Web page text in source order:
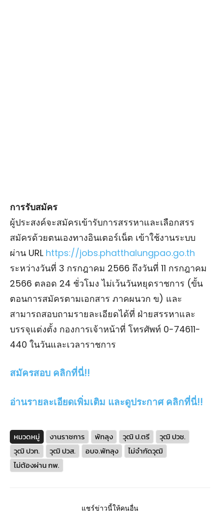
การรับสมัคร
ผู้ประสงค์จะสมัครเข้ารับการสรรหาและเลือกสรร
สมัครด้วยตนเองทางอินเตอร์เน็ต เข้าใช้งานระบบ
ผ่าน URL https://jobs.phatthalungpao.go.th
ระหว่างวันที่ 3 กรกฎาคม 2566 ถึงวันที่ 11 กรกฎาคม
2566 ตลอด 24 ชั่วโมง ไม่เว้นวันหยุดราชการ (ขั้น
ตอนการสมัครตามเอกสาร ภาคผนวก ข) และ
สามารถสอบถามรายละเอียดได้ที่ ฝ่ายสรรหาและ
บรรจุแต่งตั้ง กองการเจ้าหน้าที่ โทรศัพท์ 0-74611-
440 ในวันและเวลาราชการ
สมัครสอบ คลิกที่นี่!!
อ่านรายละเอียดเพิ่มเติม และดูประกาศ คลิกที่นี่!!
หมวดหมู่ งานราชการ พัทลุง วุฒิ ป.ตรี
วุฒิ ปวช.
วุฒิ ปวท.
วุฒิ ปวส. อบจ.พัทลุง
ไม่จำกัดวุฒิ
ไม่ต้องผ่าน กพ.
แชร์ข่าวนี้ให้คนอื่น